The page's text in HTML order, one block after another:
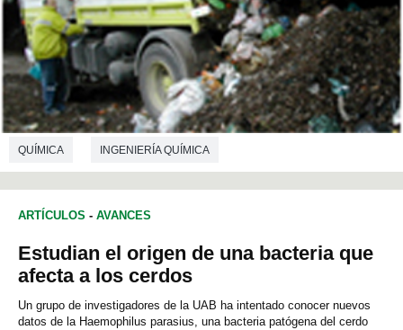
QUÍMICA INGENIERÍA QUÍMICA
ARTÍCULOS - AVANCES
Estudian el origen de una bacteria que
afecta a los cerdos
Un grupo de investigadores de la UAB ha intentado conocer nuevos
datos de la Haemophilus parasius, una bacteria patógena del cerdo